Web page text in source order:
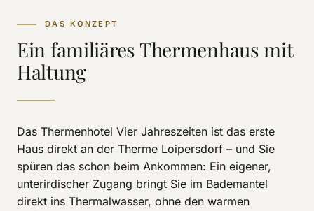
DAS KONZEPT
Ein familiäres Thermenhaus mit
Haltung
Das Thermenhotel Vier Jahreszeiten ist das erste
Haus direkt an der Therme Loipersdorf – und Sie
spüren das schon beim Ankommen: Ein eigener,
unterirdischer Zugang bringt Sie im Bademantel
direkt ins Thermalwasser, ohne den warmen